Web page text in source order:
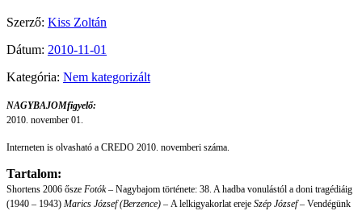
Szerző: Kiss Zoltán
Dátum: 2010-11-01
Kategória: Nem kategorizált
NAGYBAJOMfigyelő:
2010. november 01.
Interneten is olvasható a CREDO 2010. novemberi száma.
Tartalom:
Shortens 2006 ősze Fotók – Nagybajom története: 38. A hadba vonulástól a doni tragédiáig
(1940 – 1943) Marics József (Berzence) – A lelkigyakorlat ereje Szép József– Vendégünk